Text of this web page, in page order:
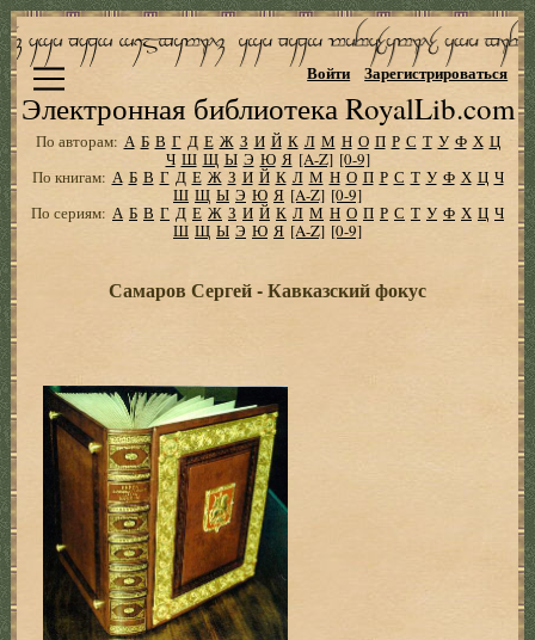
Электронная библиотека RoyalLib.com
Войти Зарегистрироваться
По авторам: А Б В Г Д Е Ж З И Й К Л М Н О П Р С Т У Ф Х Ц
Ч Ш Щ Ы Э Ю Я [A-Z] [0-9]
По книгам: А Б В Г Д Е Ж З И Й К Л М Н О П Р С Т У Ф Х Ц Ч
Ш Щ Ы Э Ю Я [A-Z] [0-9]
По сериям: А Б В Г Д Е Ж З И Й К Л М Н О П Р С Т У Ф Х Ц Ч
Ш Щ Ы Э Ю Я [A-Z] [0-9]
Самаров Сергей - Кавказский фокус